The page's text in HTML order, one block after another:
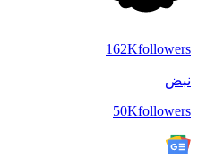
162Kfollowers
نبض
50Kfollowers